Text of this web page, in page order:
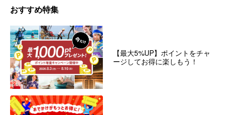
おすすめ特集
【最大5%UP】ポイントをチャ
ージしてお得に楽しもう！